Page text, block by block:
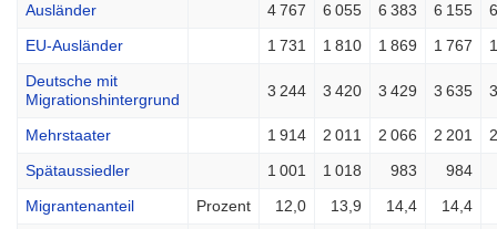
Ausländer
4 767 6 055 6 383 6 155
EU-Ausländer
1 731 1 810 1 869 1 767
Deutsche mit
Migrationshintergrund
3 244 3 420 3 429 3 635
Mehrstaater 1 914 2 011 2 066 2 201
Spätaussiedler
1 001 1 018 983
984
Migrantenanteil
Prozent 12,0 13,9 14,4 14,4